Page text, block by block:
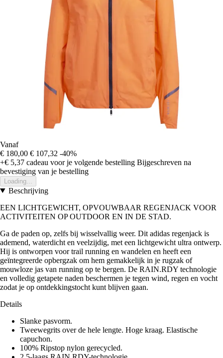
Vanaf
€ 180,00 € 107,32 -40%
+€ 5,37 cadeau voor je volgende bestelling Bijgeschreven na
bevestiging van je bestelling
Loading...
Beschrijving
EEN LICHTGEWICHT, OPVOUWBAAR REGENJACK VOOR
ACTIVITEITEN OP OUTDOOR EN IN DE STAD.
Ga de paden op, zelfs bij wisselvallig weer. Dit adidas regenjack is
ademend, waterdicht en veelzijdig, met een lichtgewicht ultra ontwerp.
Hij is ontworpen voor trail running en wandelen en heeft een
geïntegreerde opbergzak om hem gemakkelijk in je rugzak of
mouwloze jas van running op te bergen. De RAIN.RDY technologie
en volledig getapete naden beschermen je tegen wind, regen en vocht
zodat je op ontdekkingstocht kunt blijven gaan.
Details
Slanke pasvorm.
Tweewegrits over de hele lengte. Hoge kraag. Elastische
capuchon.
100% Ripstop nylon gerecycled.